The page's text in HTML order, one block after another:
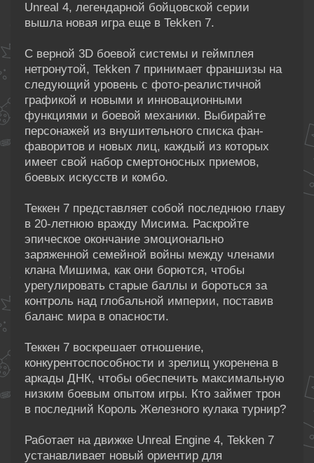
Unreal 4, легендарной бойцовской серии
вышла новая игра еще в Tekken 7.
С верной 3D боевой системы и геймплея
нетронутой, Tekken 7 принимает франшизы на
следующий уровень с фото-реалистичной
графикой и новыми и инновационными
функциями и боевой механики. Выбирайте
персонажей из внушительного списка фан-
фаворитов и новых лиц, каждый из которых
имеет свой набор смертоносных приемов,
боевых искусств и комбо.
Теккен 7 представляет собой последнюю главу
в 20-летнюю вражду Мисима. Раскройте
эпическое окончание эмоционально
заряженной семейной войны между членами
клана Мишима, как они борются, чтобы
урегулировать старые баллы и бороться за
контроль над глобальной империи, поставив
баланс мира в опасности.
Теккен 7 воскрешает отношение,
конкурентоспособности и зрелищ укоренена в
аркады ДНК, чтобы обеспечить максимальную
низким боевым опытом игры. Кто займет трон
в последний Король Железного кулака турнир?
Работает на движке Unreal Engine 4, Tekken 7
устанавливает новый ориентир для